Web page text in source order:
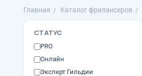
Главная Каталог фрилансеров
СТАТУС
PRO
Онлайн
Эксперт Гильдии